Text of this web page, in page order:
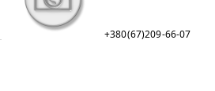
+380(67)209-66-07